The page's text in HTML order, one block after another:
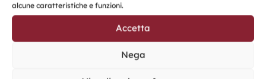
alcune caratteristiche e funzioni.
Accetta
Nega